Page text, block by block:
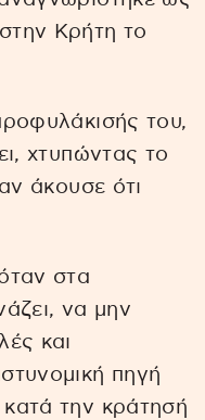
Κρήτη το
του,
χτυπώντας το
άκουσε ότι
στα
να μην
και
πηγή
την κράτησή